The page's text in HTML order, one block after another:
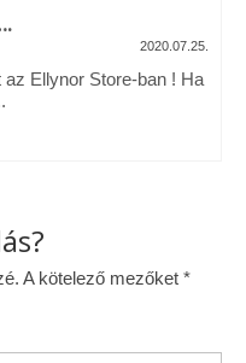
2020.07.25.
Ellynor Store-ban ! Ha
A kötelező mezőket *